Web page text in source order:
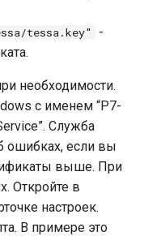
tessa.key"
-
необходимости.
с именем “Р7-
Служба
ошибках, если вы
выше. При
Откройте в
настроек.
В примере это